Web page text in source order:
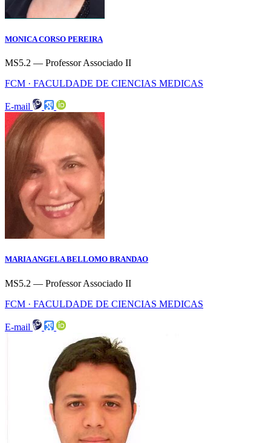
MONICA CORSO PEREIRA
MS5.2 — Professor Associado II
FCM · FACULDADE DE CIENCIAS MEDICAS
E-mail
MARIA ANGELA BELLOMO BRANDAO
MS5.2 — Professor Associado II
FCM · FACULDADE DE CIENCIAS MEDICAS
E-mail